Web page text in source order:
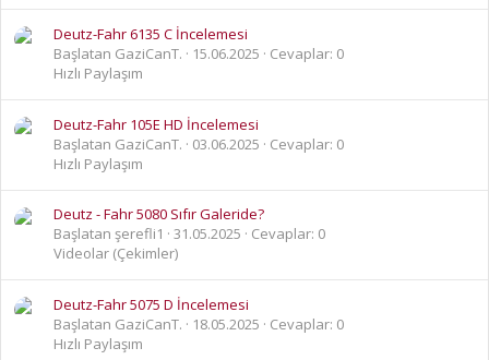
Deutz-Fahr 6135 C İncelemesi
Başlatan GaziCanT.
15.06.2025
Cevaplar: 0
Hızlı Paylaşım
Deutz-Fahr 105E HD İncelemesi
Başlatan GaziCanT.
03.06.2025
Cevaplar: 0
Hızlı Paylaşım
Deutz - Fahr 5080 Sıfır Galeride?
Başlatan şerefli1
31.05.2025
Cevaplar: 0
Videolar (Çekimler)
Deutz-Fahr 5075 D İncelemesi
Başlatan GaziCanT.
18.05.2025
Cevaplar: 0
Hızlı Paylaşım